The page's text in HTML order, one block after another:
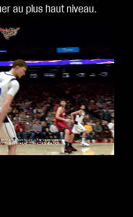
au plus haut niveau.
Video
Player
is
loading.